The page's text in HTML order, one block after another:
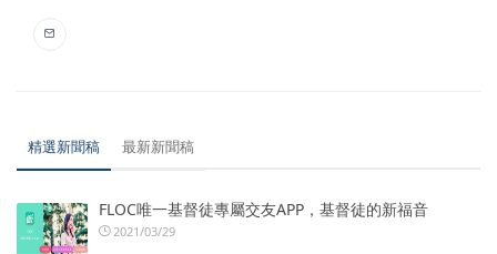
精選新聞稿 最新新聞稿
FLOC唯一基督徒專屬交友APP，基督徒的新福音
2021/03/29